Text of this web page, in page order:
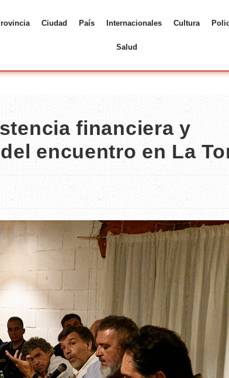
Ciudad País Internacionales Cultura
Salud
financiera y
encuentro en La